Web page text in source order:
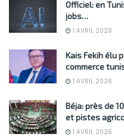
Officiel: en
jobs…
1 AVRIL 2026
Kais Fekih élu
commerce
1 AVRIL 2026
Béja: près de
et pistes
1 AVRIL 2026